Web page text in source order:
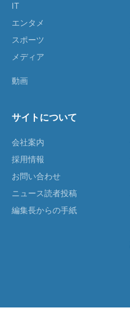
IT
エンタメ
スポーツ
メディア
動画
サイトについて
会社案内
採用情報
お問い合わせ
ニュース読者投稿
編集長からの手紙